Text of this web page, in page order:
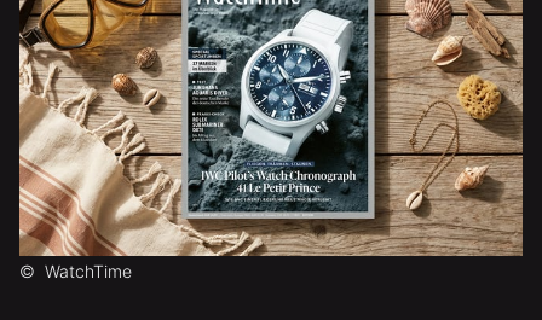
© WatchTime